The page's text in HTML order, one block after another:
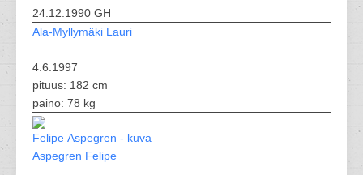
24.12.1990 GH
Ala-Myllymäki Lauri
4.6.1997
pituus: 182 cm
paino: 78 kg
Aspegren Felipe